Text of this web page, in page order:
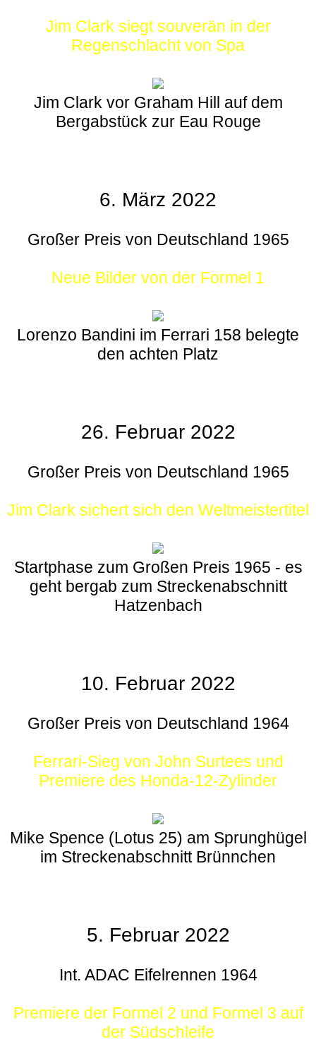
Jim Clark siegt souverän in der
Regenschlacht von Spa
Jim Clark vor Graham Hill auf dem
Bergabstück zur Eau Rouge
6. März 2022
Großer Preis von Deutschland 1965
Neue Bilder von der Formel 1
Lorenzo Bandini im Ferrari 158 belegte
den achten Platz
26. Februar 2022
Großer Preis von Deutschland 1965
Jim Clark sichert sich den Weltmeistertitel
Startphase zum Großen Preis 1965 - es
geht bergab zum Streckenabschnitt
Hatzenbach
10. Februar 2022
Großer Preis von Deutschland 1964
Ferrari-Sieg von John Surtees und
Premiere des Honda-12-Zylinder
Mike Spence (Lotus 25) am Sprunghügel
im Streckenabschnitt Brünnchen
5. Februar 2022
Int. ADAC Eifelrennen 1964
Premiere der Formel 2 und Formel 3 auf
der Südschleife